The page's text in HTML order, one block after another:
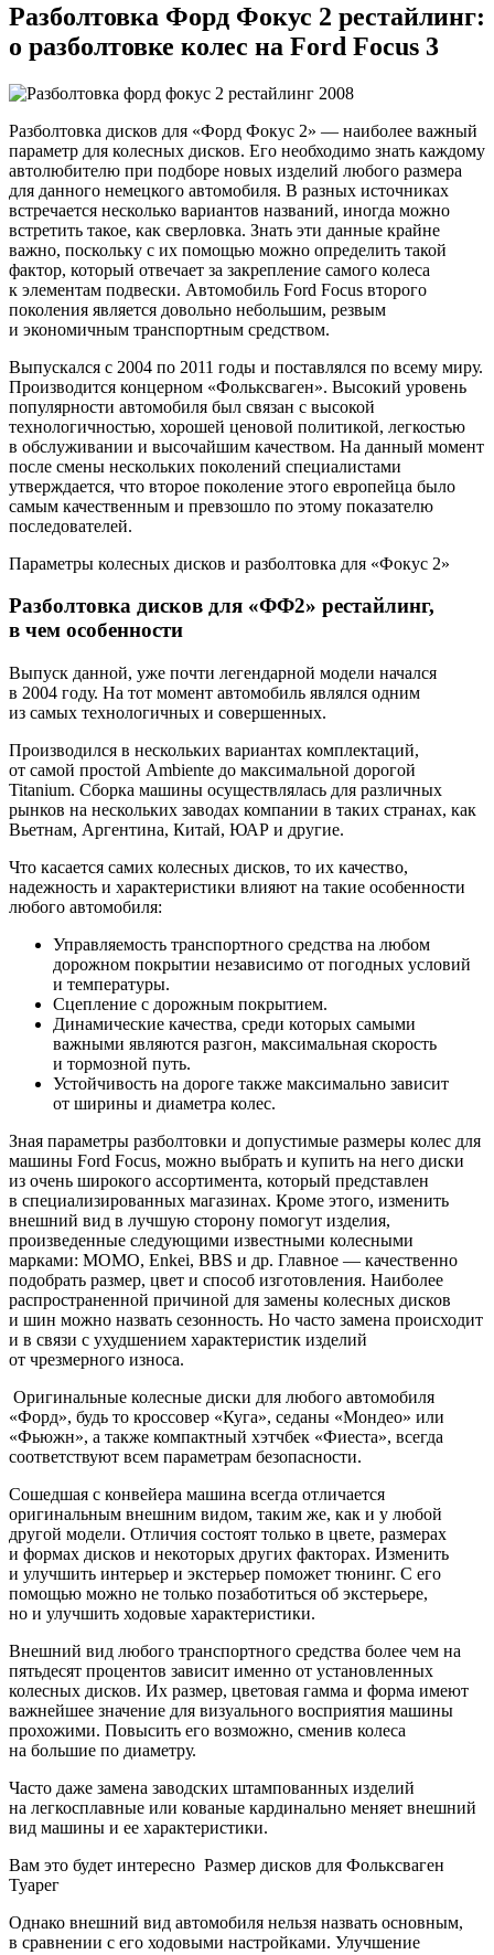
Разболтовка Форд Фокус 2 рестайлинг:
о разболтовке колес на Ford Focus 3
Разболтовка дисков для «Форд Фокус 2» — наиболее важный
параметр для колесных дисков. Его необходимо знать каждому
автолюбителю при подборе новых изделий любого размера
для данного немецкого автомобиля. В разных источниках
встречается несколько вариантов названий, иногда можно
встретить такое, как сверловка. Знать эти данные крайне
важно, поскольку с их помощью можно определить такой
фактор, который отвечает за закрепление самого колеса
к элементам подвески. Автомобиль Ford Focus второго
поколения является довольно небольшим, резвым
и экономичным транспортным средством.
Выпускался с 2004 по 2011 годы и поставлялся по всему миру.
Производится концерном «Фольксваген». Высокий уровень
популярности автомобиля был связан с высокой
технологичностью, хорошей ценовой политикой, легкостью
в обслуживании и высочайшим качеством. На данный момент
после смены нескольких поколений специалистами
утверждается, что второе поколение этого европейца было
самым качественным и превзошло по этому показателю
последователей.
Параметры колесных дисков и разболтовка для «Фокус 2»
Разболтовка дисков для «ФФ2» рестайлинг,
в чем особенности
Выпуск данной, уже почти легендарной модели начался
в 2004 году. На тот момент автомобиль являлся одним
из самых технологичных и совершенных.
Производился в нескольких вариантах комплектаций,
от самой простой Ambiente до максимальной дорогой
Titanium. Сборка машины осуществлялась для различных
рынков на нескольких заводах компании в таких странах, как
Вьетнам, Аргентина, Китай, ЮАР и другие.
Что касается самих колесных дисков, то их качество,
надежность и характеристики влияют на такие особенности
любого автомобиля:
Управляемость транспортного средства на любом
дорожном покрытии независимо от погодных условий
и температуры.
Сцепление с дорожным покрытием.
Динамические качества, среди которых самыми
важными являются разгон, максимальная скорость
и тормозной путь.
Устойчивость на дороге также максимально зависит
от ширины и диаметра колес.
Зная параметры разболтовки и допустимые размеры колес для
машины Ford Focus, можно выбрать и купить на него диски
из очень широкого ассортимента, который представлен
в специализированных магазинах. Кроме этого, изменить
внешний вид в лучшую сторону помогут изделия,
произведенные следующими известными колесными
марками: MOMO, Enkei, BBS и др. Главное — качественно
подобрать размер, цвет и способ изготовления. Наиболее
распространенной причиной для замены колесных дисков
и шин можно назвать сезонность. Но часто замена происходит
и в связи с ухудшением характеристик изделий
от чрезмерного износа.
Оригинальные колесные диски для любого автомобиля
«Форд», будь то кроссовер «Куга», седаны «Мондео» или
«Фьюжн», а также компактный хэтчбек «Фиеста», всегда
соответствуют всем параметрам безопасности.
Сошедшая с конвейера машина всегда отличается
оригинальным внешним видом, таким же, как и у любой
другой модели. Отличия состоят только в цвете, размерах
и формах дисков и некоторых других факторах. Изменить
и улучшить интерьер и экстерьер поможет тюнинг. С его
помощью можно не только позаботиться об экстерьере,
но и улучшить ходовые характеристики.
Внешний вид любого транспортного средства более чем на
пятьдесят процентов зависит именно от установленных
колесных дисков. Их размер, цветовая гамма и форма имеют
важнейшее значение для визуального восприятия машины
прохожими. Повысить его возможно, сменив колеса
на большие по диаметру.
Часто даже замена заводских штампованных изделий
на легкосплавные или кованые кардинально меняет внешний
вид машины и ее характеристики.
Вам это будет интересно Размер дисков для Фольксваген
Туарег
Однако внешний вид автомобиля нельзя назвать основным,
в сравнении с его ходовыми настройками. Улучшение